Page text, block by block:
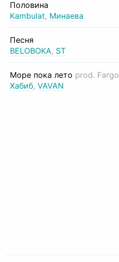
Половина
Kambulat, Минаева
Песня
BELOBOKA, ST
Море пока лето prod. Fargo
Хабиб, VAVAN